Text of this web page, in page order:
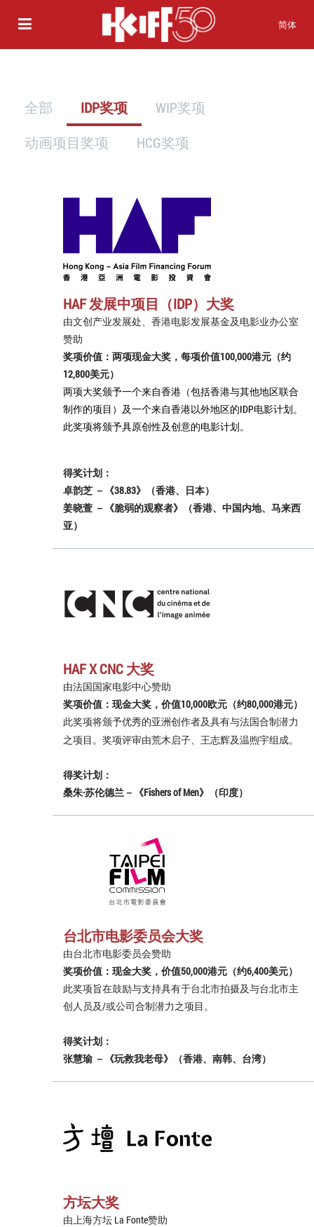
简体
全部 IDP奖项
WIP奖项
动画项目奖项
HCG奖项
HAF 发展中项目（IDP）大奖
由文创产业发展处、香港电影发展基金及电影业办公室
赞助
奖项价值：两项现金大奖，每项价值100,000港元（约
12,800美元）
两项大奖颁予一个来自香港（包括香港与其他地区联合
制作的项目）及一个来自香港以外地区的IDP电影计划。
此奖项将颁予具原创性及创意的电影计划。
得奖计划：
卓韵芝 －《38.83》（香港、日本）
姜晓萱 －《脆弱的观察者》（香港、中国内地、马来西
亚）
HAF X CNC 大奖
由法国国家电影中心赞助
奖项价值：现金大奖，价值10,000欧元（约80,000港元）
此奖项将颁予优秀的亚洲创作者及具有与法国合制潜力
之项目。奖项评审由荒木启子、王志辉及温煦宇组成。
得奖计划：
桑朱·苏伦德兰－《Fishers of Men》（印度）
台北市电影委员会大奖
由台北市电影委员会赞助
奖项价值：现金大奖，价值50,000港元（约6,400美元）
此奖项旨在鼓励与支持具有于台北市拍摄及与台北市主
创人员及/或公司合制潜力之项目。
得奖计划：
张慧瑜 －《玩救我老母》（香港、南韩、台湾）
方坛大奖
由上海方坛 La Fonte赞助